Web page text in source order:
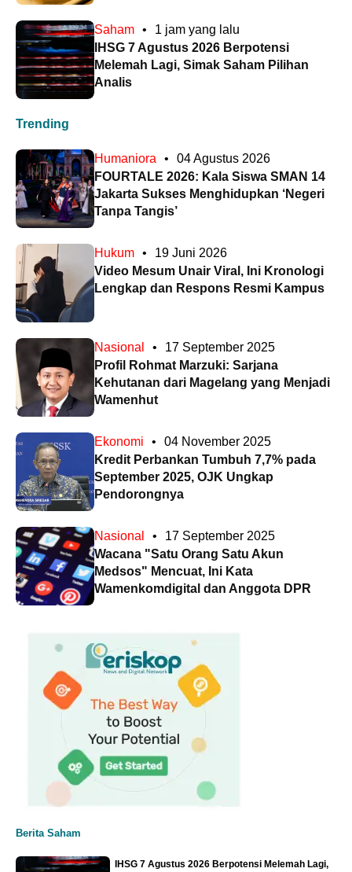
Saham •
1 jam yang lalu
IHSG 7 Agustus 2026 Berpotensi
Melemah Lagi, Simak Saham Pilihan
Analis
Trending
Humaniora •
04 Agustus 2026
FOURTALE 2026: Kala Siswa SMAN 14
Jakarta Sukses Menghidupkan ‘Negeri
Tanpa Tangis’
Hukum •
19 Juni 2026
Video Mesum Unair Viral, Ini Kronologi
Lengkap dan Respons Resmi Kampus
Nasional •
17 September 2025
Profil Rohmat Marzuki: Sarjana
Kehutanan dari Magelang yang Menjadi
Wamenhut
Ekonomi •
04 November 2025
Kredit Perbankan Tumbuh 7,7% pada
September 2025, OJK Ungkap
Pendorongnya
Nasional •
17 September 2025
Wacana "Satu Orang Satu Akun
Medsos" Mencuat, Ini Kata
Wamenkomdigital dan Anggota DPR
Berita Saham
IHSG 7 Agustus 2026 Berpotensi Melemah Lagi,